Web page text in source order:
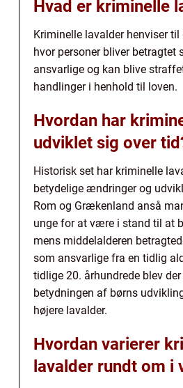
Hvad er kriminelle
Kriminelle lavalder henviser
hvor personer bliver betragtet
ansvarlige og kan blive
handlinger i henhold til loven.
Hvordan har
udviklet sig over
Historisk set har kriminelle
betydelige ændringer og
Rom og Grækenland anså
unge for at være i stand til at
mens middelalderen
som ansvarlige fra en tidlig
tidlige 20. århundrede blev
betydningen af børns
højere lavalder.
Hvordan varierer
lavalder rundt om i